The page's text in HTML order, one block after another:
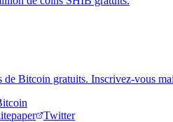
de Bitcoin gratuits. Inscrivez-vous
Twitter